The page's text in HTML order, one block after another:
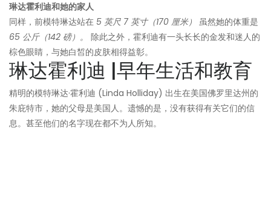
琳达霍利迪和她的家人
同样，前模特琳达站在 5 英尺 7 英寸（170 厘米） 虽然她的体重是
65 公斤（142 磅）。
除此之外，霍利迪有一头长长的金发和迷人的
棕色眼睛，与她白皙的皮肤相得益彰。
琳达霍利迪 |早年生活和教育
精明的模特琳达·霍利迪 (Linda Holliday) 出生在美国佛罗里达州的
朱庇特市，她的父母是美国人。遗憾的是，没有获得有关它们的信
息。甚至他们的名字现在都不为人所知。